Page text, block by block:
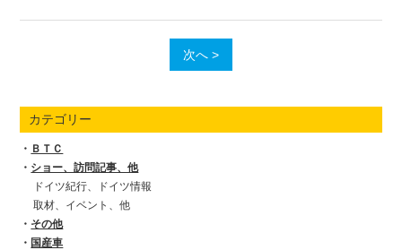
カテゴリー
ＢＴＣ
ショー、訪問記事、他
ドイツ紀行、ドイツ情報
取材、イベント、他
その他
国産車
次へ >